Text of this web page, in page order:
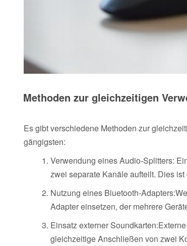
Methoden zur gleichzeitigen
Es gibt verschiedene Methoden zur
gängigsten:
Verwendung eines Audio-Splitters:
zwei separate Kanäle aufteilt. Dies
Nutzung eines Bluetooth-
Adapter einsetzen, der mehrere
Einsatz externer
gleichzeitige Anschließen von zwei